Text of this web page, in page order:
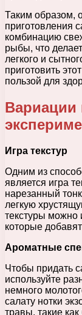
Таким образом,
приготовления
комбинацию
рыбы, что
легкого и
приготовить
пользой для
Вариации
Игра текстур
Одним из
является игра
нарезанный
легкую
текстуры можно
которые
Ароматные
Чтобы придать
используйте
немного
салату нотки
травы, такие